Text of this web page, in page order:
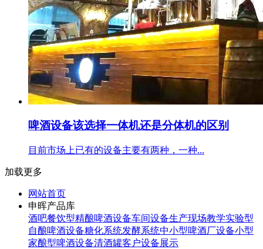
啤酒设备该选择一体机还是分体机的区别
目前市场上已有的设备主要有两种，一种...
加载更多
网站首页
申晖产品库
酒吧餐饮型精酿啤酒设备车间设备生产现场教学实验型
自酿啤酒设备糖化系统发酵系统中小型啤酒厂设备小型
家酿型啤酒设备清酒罐客户设备展示